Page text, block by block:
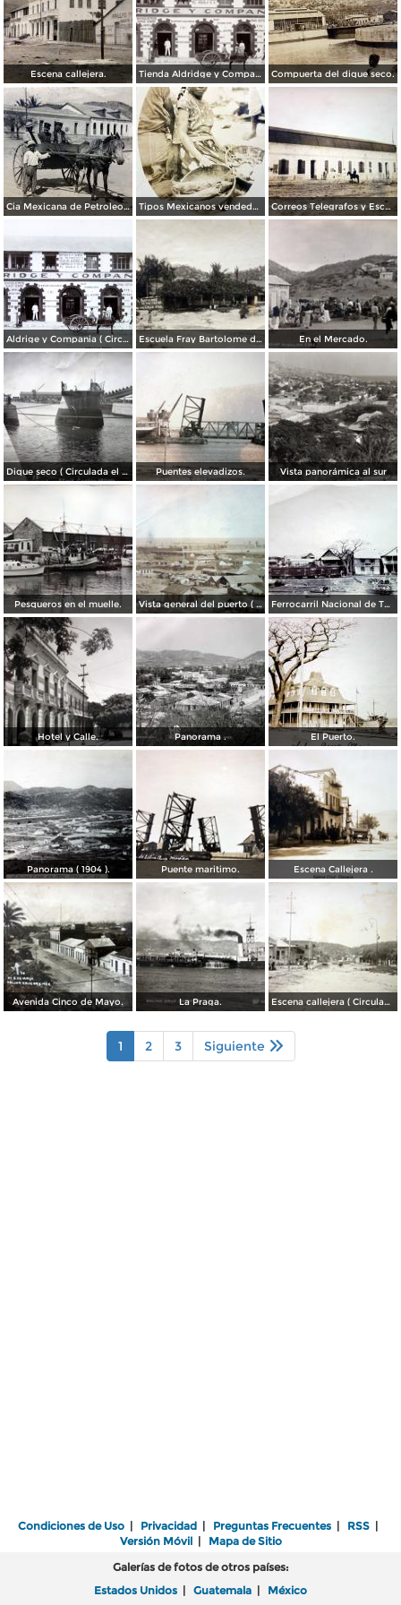
Escena callejera. Tienda Aldridge y Compañía Compuerta del dique seco.
Cia Mexicana de Petroleos. Tipos Mexicanos vendedora de Camarones y Pescado. Correos Telegrafos y Escuela.
Aldrige y Compania ( Circulada el 22 de Marzo de 1910 ). Escuela Fray Bartolome de Las Casass. En el Mercado.
Dique seco ( Circulada el 2 de abril de 1913 ). Puentes elevadizos. Vista panorámica al sur
Pesqueros en el muelle. Vista general del puerto ( Circulada el 31 de Abril de 1919 ). Ferrocarril Nacional de Tehuantepec
Hotel y Calle. Panorama . El Puerto.
Panorama ( 1904 ). Puente maritimo. Escena Callejera .
Avenida Cinco de Mayo. La Praga. Escena callejera ( Circulada el 29 de Octubre de 1922 ).
1 2 3 Siguiente
Condiciones de Uso | Privacidad | Preguntas Frecuentes | RSS |
Versión Móvil| Mapa de Sitio
Galerías de fotos de otros países:
Estados Unidos | Guatemala | México